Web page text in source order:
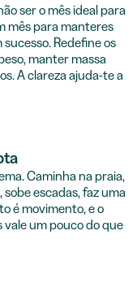
ser o mês ideal para
mês para manteres
Redefine os
manter massa
A clareza ajuda-te a
Caminha na praia,
escadas, faz uma
é movimento, e o
um pouco do que